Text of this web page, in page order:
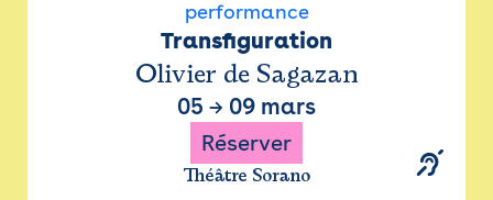
performance
Transfiguration
Olivier de Sagazan
05 → 09 mars
Réserver
Théâtre Sorano